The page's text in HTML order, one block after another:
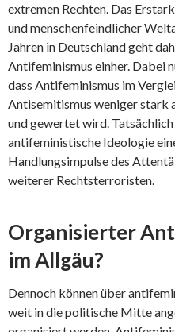
extremen Rechten. Das
und menschenfeindlicher
Jahren in Deutschland geht
Antifeminismus einher. Dabei
dass Antifeminismus im
Antisemitismus weniger stark
und gewertet wird.
antifeministische Ideologie
Handlungsimpulse des
weiterer Rechtsterroristen.
Organisierter
im Allgäu?
Dennoch können über
weit in die politische Mitte